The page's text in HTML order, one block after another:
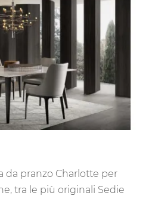
da pranzo Charlotte per
tra le più originali Sedie